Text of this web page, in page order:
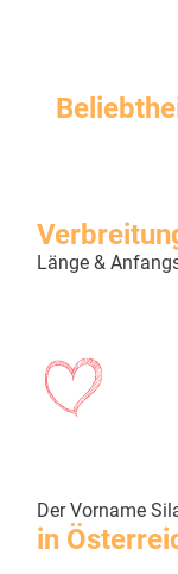
Länge &
Der Vorname
in